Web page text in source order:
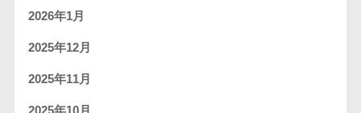
2026年1月
2025年12月
2025年11月
2025年10月